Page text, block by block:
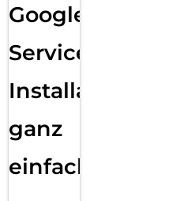
Google
Services
Installation
ganz
einfach